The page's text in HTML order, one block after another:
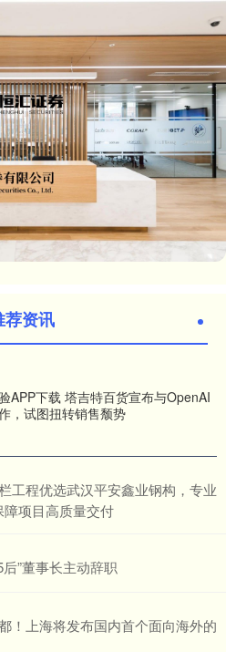
荐资讯
APP下载 塔吉特百货宣布与OpenAI
，试图扭转销售颓势
工程优选武汉平安鑫业钢构，专业
项目高质量交付
”董事长主动辞职
！上海将发布国内首个面向海外的